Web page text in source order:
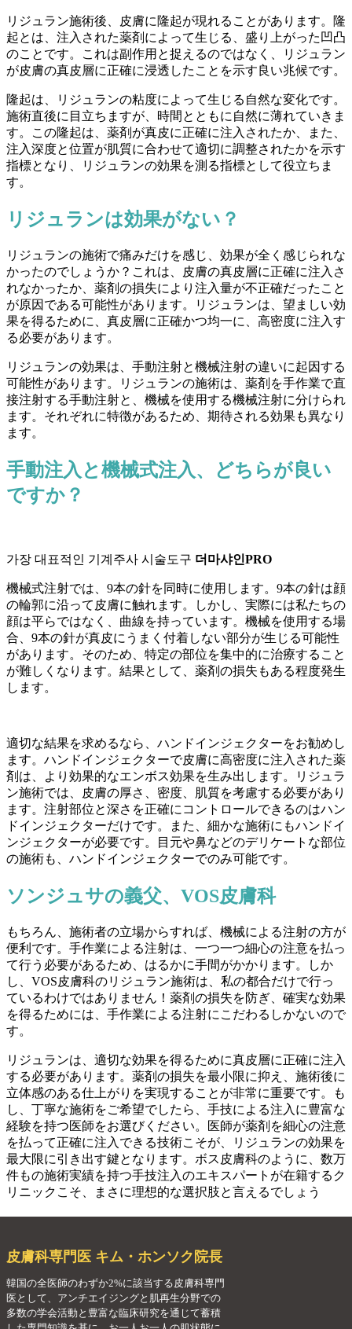
リジュラン施術後、皮膚に隆起が現れることがあります。隆
起とは、注入された薬剤によって生じる、盛り上がった凹凸
のことです。これは副作用と捉えるのではなく、リジュラン
が皮膚の真皮層に正確に浸透したことを示す良い兆候です。
隆起は、リジュランの粘度によって生じる自然な変化です。
施術直後に目立ちますが、時間とともに自然に薄れていきま
す。この隆起は、薬剤が真皮に正確に注入されたか、また、
注入深度と位置が肌質に合わせて適切に調整されたかを示す
指標となり、リジュランの効果を測る指標として役立ちま
す。
リジュランは効果がない？
リジュランの施術で痛みだけを感じ、効果が全く感じられな
かったのでしょうか？これは、皮膚の真皮層に正確に注入さ
れなかったか、薬剤の損失により注入量が不正確だったこと
が原因である可能性があります。リジュランは、望ましい効
果を得るために、真皮層に正確かつ均一に、高密度に注入す
る必要があります。
リジュランの効果は、手動注射と機械注射の違いに起因する
可能性があります。リジュランの施術は、薬剤を手作業で直
接注射する手動注射と、機械を使用する機械注射に分けられ
ます。それぞれに特徴があるため、期待される効果も異なり
ます。
手動注入と機械式注入、どちらが良い
ですか？
가장 대표적인 기계주사 시술도구 더마샤인PRO
機械式注射では、9本の針を同時に使用します。9本の針は顔
の輪郭に沿って皮膚に触れます。しかし、実際には私たちの
顔は平らではなく、曲線を持っています。機械を使用する場
合、9本の針が真皮にうまく付着しない部分が生じる可能性
があります。そのため、特定の部位を集中的に治療すること
が難しくなります。結果として、薬剤の損失もある程度発生
します。
適切な結果を求めるなら、ハンドインジェクターをお勧めし
ます。ハンドインジェクターで皮膚に高密度に注入された薬
剤は、より効果的なエンボス効果を生み出します。リジュラ
ン施術では、皮膚の厚さ、密度、肌質を考慮する必要があり
ます。注射部位と深さを正確にコントロールできるのはハン
ドインジェクターだけです。また、細かな施術にもハンドイ
ンジェクターが必要です。目元や鼻などのデリケートな部位
の施術も、ハンドインジェクターでのみ可能です。
ソンジュサの義父、VOS皮膚科
もちろん、施術者の立場からすれば、機械による注射の方が
便利です。手作業による注射は、一つ一つ細心の注意を払っ
て行う必要があるため、はるかに手間がかかります。しか
し、VOS皮膚科のリジュラン施術は、私の都合だけで行っ
ているわけではありません！薬剤の損失を防ぎ、確実な効果
を得るためには、手作業による注射にこだわるしかないので
す。
リジュランは、適切な効果を得るために真皮層に正確に注入
する必要があります。薬剤の損失を最小限に抑え、施術後に
立体感のある仕上がりを実現することが非常に重要です。も
し、丁寧な施術をご希望でしたら、手技による注入に豊富な
経験を持つ医師をお選びください。医師が薬剤を細心の注意
を払って正確に注入できる技術こそが、リジュランの効果を
最大限に引き出す鍵となります。ボス皮膚科のように、数万
件もの施術実績を持つ手技注入のエキスパートが在籍するク
リニックこそ、まさに理想的な選択肢と言えるでしょう
皮膚科専門医 キム・ホンソク院長
韓国の全医師のわずか2%に該当する皮膚科専門
医として、アンチエイジングと肌再生分野での
多数の学会活動と豊富な臨床研究を通じて蓄積